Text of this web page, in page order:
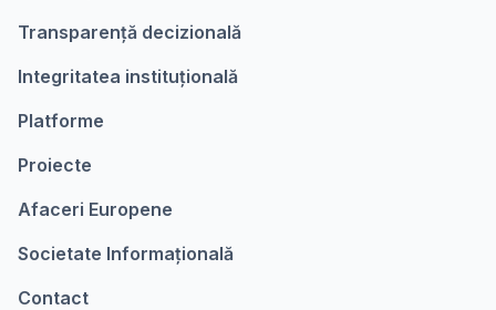
Transparență decizională
Integritatea instituțională
Platforme
Proiecte
Afaceri Europene
Societate Informațională
Contact